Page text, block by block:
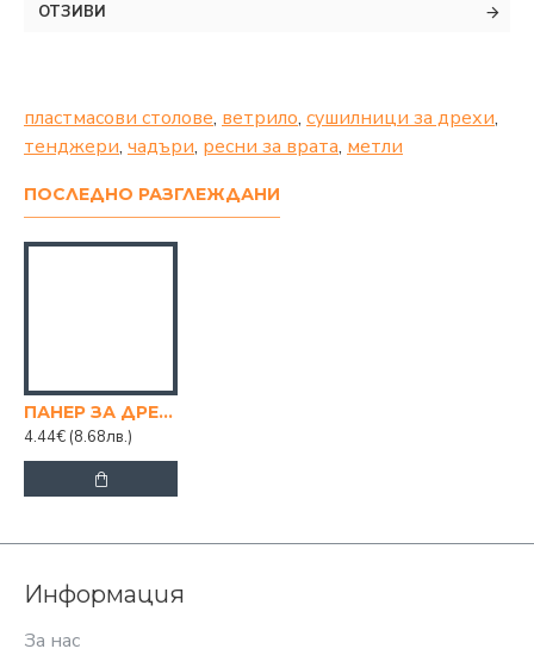
ОТЗИВИ
пластмасови столове, ветрило, сушилници за дрехи,
тенджери, чадъри, ресни за врата, метли
ПОСЛЕДНО РАЗГЛЕЖДАНИ
ПАНЕР ЗА ДРЕХИ 55Х37Х22 СМ
4.44€ (8.68лв.)
Информация
За нас